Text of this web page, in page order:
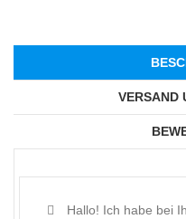
VERSAND
Hallo! Ich habe bei